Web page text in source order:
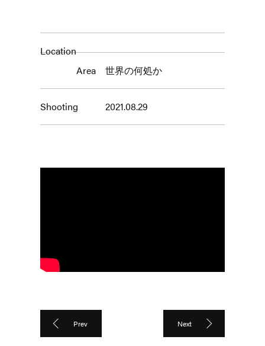
Location
Area
世界の何処か
Shooting 2021.08.29
Prev Next